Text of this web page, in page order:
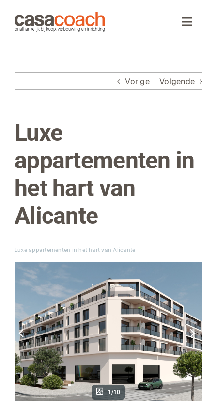
naar
inhoud
Toggle
Wonen in Spanje
Webinar
Over CasaCoach
Vorige Volgende
Bekijk
grotere
Luxe
appartementen in
het hart van
Alicante
Luxe appartementen in het hart van Alicante
1/10